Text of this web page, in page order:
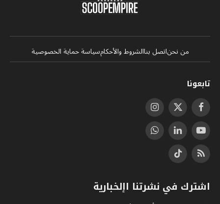
من نحناتصل بناالشروط والأحكامسياسة حماية الخصوصية
تابعونا
فيسبوكX
(Twitter)
الانستغرام
يوتيوب لينكدإنواتساب
RSS
تيكتوك
اشترك في نشرتنا اإلخبارية